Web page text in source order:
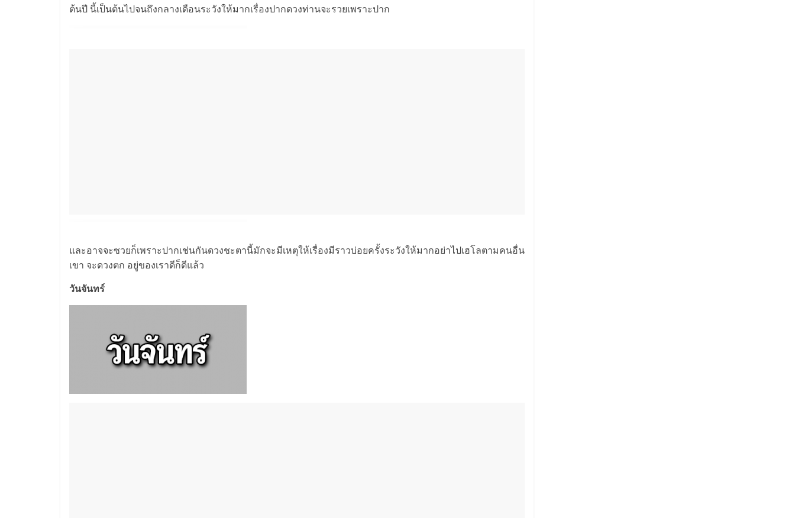
ต้นปี นี้เป็นต้นไปจนถึงกลางเดือนระวังให้มากเรื่องปากดวงท่านจะรวยเพราะปาก
และอาจจะซวยก็เพราะปากเช่นกันดวงชะตานี้มักจะมีเหตุให้เรื่องมีราวบ่อยครั้งระวังให้มากอย่าไปเฮโลตามคนอื่น
เขา จะดวงตก อยู่ของเราดีก็ดีแล้ว
วันจันทร์